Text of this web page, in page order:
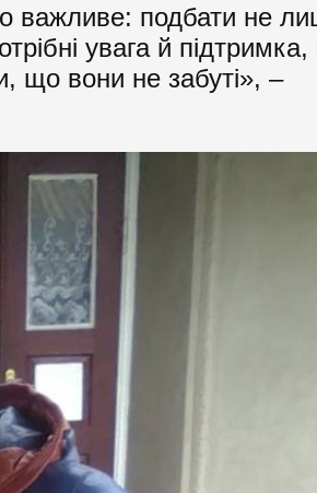
важливе: подбати не
увага й підтримка,
що вони не забуті», –